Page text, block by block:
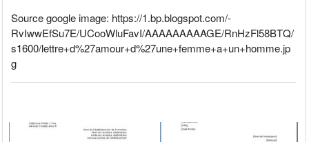
Source google image: https://1.bp.blogspot.com/-
RvIwwEfSu7E/UCooWluFavI/AAAAAAAAAGE/RnHzFl58BTQ/
s1600/lettre+d%27amour+d%27une+femme+a+un+homme.jp
g